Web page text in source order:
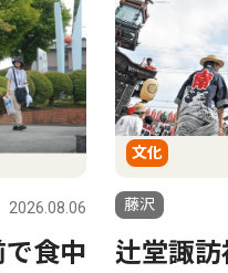
2026.08.07
大祭
人物風土記
鶴見区
鶴見区仏